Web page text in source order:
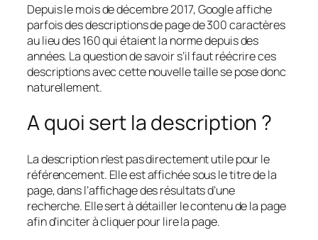
Depuis le mois de décembre 2017, Google affiche
parfois des descriptions de page de 300 caractères
au lieu des 160 qui étaient la norme depuis des
années. La question de savoir s’il faut réécrire ces
descriptions avec cette nouvelle taille se pose donc
naturellement.
A quoi sert la description ?
La description n’est pas directement utile pour le
référencement. Elle est affichée sous le titre de la
page, dans l’affichage des résultats d’une
recherche. Elle sert à détailler le contenu de la page
afin d’inciter à cliquer pour lire la page.